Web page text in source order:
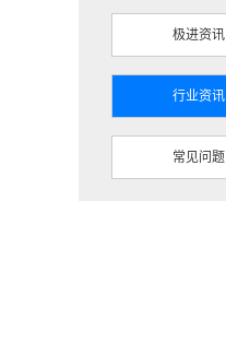
极进资讯
行业资讯
常见问题